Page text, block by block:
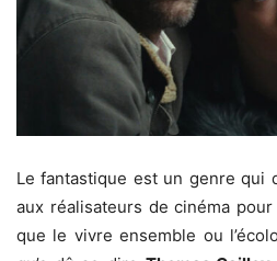
Le fantastique est un genre qui
aux réalisateurs de cinéma
que le vivre ensemble ou